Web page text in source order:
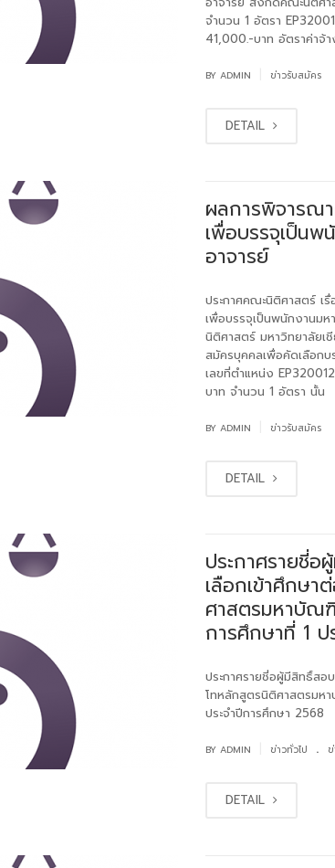
จำนวน 1 อัตรา
41,000.-บาท อัตราค่าจ้
BY ADMIN ข่าวรับสมัคร
DETAIL
ผลการพิจารณ
เพื่อบรรจุเป็น
อาจารย์
ประกาศคณะนิติศาสตร์
เพื่อบรรจุเป็นพนักงานม
นิติศาสตร์ มหาวิทยาลัยเ
สมัครบุคคลเพื่อคัดเลือก
เลขที่ตำแหน่ง
บาท จำนวน 1 อัตรา นั้น
BY ADMIN ข่าวรับสมัคร
DETAIL
ประกาศรายชี่
เลือกเข้าศึกษ
ศาสตรมหาบัณ
การศึกษาที่ 1
ประกาศรายชี่อผู้มีสิทธิ์ส
โทหลักสูตรนิติศาสตรมห
ประจำปีการศึกษา 2568
BY ADMIN ข่าวทั่วไป .
DETAIL